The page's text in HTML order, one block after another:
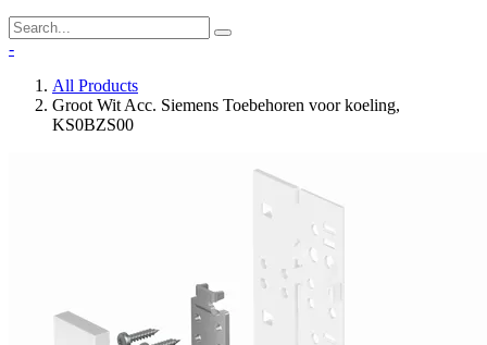
-
All Products
Groot Wit Acc. Siemens Toebehoren voor koeling,
KS0BZS00